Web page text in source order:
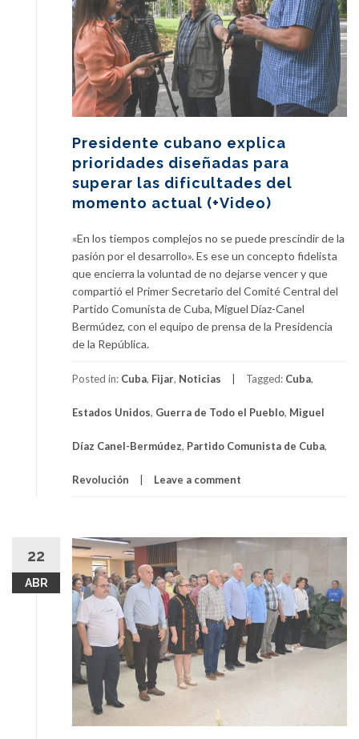
Presidente cubano explica
prioridades diseñadas para
superar las dificultades del
momento actual (+Video)
«En los tiempos complejos no se puede prescindir de la
pasión por el desarrollo». Es ese un concepto fidelista
que encierra la voluntad de no dejarse vencer y que
compartió el Primer Secretario del Comité Central del
Partido Comunista de Cuba, Miguel Díaz-Canel
Bermúdez, con el equipo de prensa de la Presidencia
de la República.
Posted in: Cuba, Fijar, Noticias Tagged: Cuba,
Estados Unidos, Guerra de Todo el Pueblo, Miguel
Díaz Canel-Bermúdez, Partido Comunista de Cuba,
Revolución Leave a comment
22
ABR